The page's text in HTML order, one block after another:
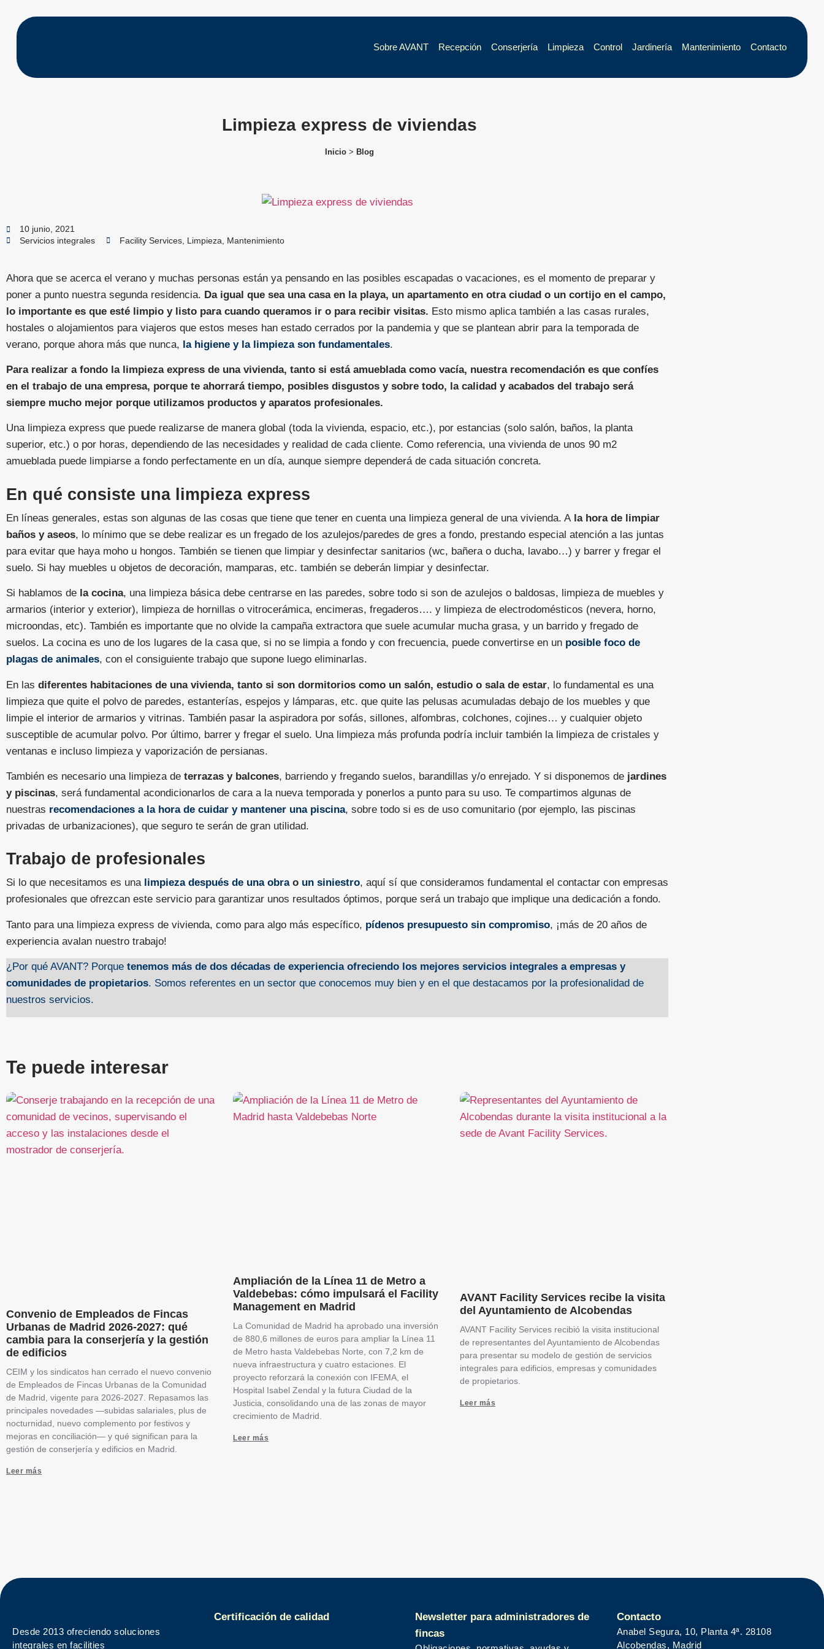
Sobre AVANT Recepción Conserjería Limpieza Control Jardinería Mantenimiento Contacto
Limpieza express de viviendas
Inicio > Blog
10 junio, 2021
Servicios integrales
Facility Services Limpieza Mantenimiento
Ahora que se acerca el verano y muchas personas están ya pensando en las posibles escapadas o vacaciones, es el momento de preparar y
poner a punto nuestra segunda residencia. Da igual que sea una casa en la playa, un apartamento en otra ciudad o un cortijo en el campo,
lo importante es que esté limpio y listo para cuando queramos ir o para recibir visitas. Esto mismo aplica también a las casas rurales,
hostales o alojamientos para viajeros que estos meses han estado cerrados por la pandemia y que se plantean abrir para la temporada de
verano, porque ahora más que nunca, la higiene y la limpieza son fundamentales.
Para realizar a fondo la limpieza express de una vivienda, tanto si está amueblada como vacía, nuestra recomendación es que confíes
en el trabajo de una empresa, porque te ahorrará tiempo, posibles disgustos y sobre todo, la calidad y acabados del trabajo será
siempre mucho mejor porque utilizamos productos y aparatos profesionales.
Una limpieza express que puede realizarse de manera global (toda la vivienda, espacio, etc.), por estancias (solo salón, baños, la planta
superior, etc.) o por horas, dependiendo de las necesidades y realidad de cada cliente. Como referencia, una vivienda de unos 90 m2
amueblada puede limpiarse a fondo perfectamente en un día, aunque siempre dependerá de cada situación concreta.
En qué consiste una limpieza express
En líneas generales, estas son algunas de las cosas que tiene que tener en cuenta una limpieza general de una vivienda. Ala hora de limpiar
baños y aseos, lo mínimo que se debe realizar es un fregado de los azulejos/paredes de gres a fondo, prestando especial atención a las juntas
para evitar que haya moho u hongos. También se tienen que limpiar y desinfectar sanitarios (wc, bañera o ducha, lavabo…) y barrer y fregar el
suelo. Si hay muebles u objetos de decoración, mamparas, etc. también se deberán limpiar y desinfectar.
Si hablamos de la cocina, una limpieza básica debe centrarse en las paredes, sobre todo si son de azulejos o baldosas, limpieza de muebles y
armarios (interior y exterior), limpieza de hornillas o vitrocerámica, encimeras, fregaderos…. y limpieza de electrodomésticos (nevera, horno,
microondas, etc). También es importante que no olvide la campaña extractora que suele acumular mucha grasa, y un barrido y fregado de
suelos. La cocina es uno de los lugares de la casa que, si no se limpia a fondo y con frecuencia, puede convertirse en un posible foco de
plagas de animales, con el consiguiente trabajo que supone luego eliminarlas.
En las diferentes habitaciones de una vivienda, tanto si son dormitorios como un salón, estudio o sala de estar, lo fundamental es una
limpieza que quite el polvo de paredes, estanterías, espejos y lámparas, etc. que quite las pelusas acumuladas debajo de los muebles y que
limpie el interior de armarios y vitrinas. También pasar la aspiradora por sofás, sillones, alfombras, colchones, cojines… y cualquier objeto
susceptible de acumular polvo. Por último, barrer y fregar el suelo. Una limpieza más profunda podría incluir también la limpieza de cristales y
ventanas e incluso limpieza y vaporización de persianas.
También es necesario una limpieza de terrazas y balcones, barriendo y fregando suelos, barandillas y/o enrejado. Y si disponemos de jardines
y piscinas, será fundamental acondicionarlos de cara a la nueva temporada y ponerlos a punto para su uso. Te compartimos algunas de
nuestras recomendaciones a la hora de cuidar y mantener una piscina, sobre todo si es de uso comunitario (por ejemplo, las piscinas
privadas de urbanizaciones), que seguro te serán de gran utilidad.
Trabajo de profesionales
Si lo que necesitamos es una limpieza después de una obrao un siniestro, aquí sí que consideramos fundamental el contactar con empresas
profesionales que ofrezcan este servicio para garantizar unos resultados óptimos, porque será un trabajo que implique una dedicación a fondo.
Tanto para una limpieza express de vivienda, como para algo más específico, pídenos presupuesto sin compromiso, ¡más de 20 años de
experiencia avalan nuestro trabajo!
¿Por qué AVANT? Porque tenemos más de dos décadas de experiencia ofreciendo los mejores servicios integrales a empresas y
comunidades de propietarios. Somos referentes en un sector que conocemos muy bien y en el que destacamos por la profesionalidad de
nuestros servicios.
Te puede interesar
Convenio de Empleados de Fincas
Urbanas de Madrid 2026-2027: qué
cambia para la conserjería y la gestión
de edificios
CEIM y los sindicatos han cerrado el nuevo convenio
de Empleados de Fincas Urbanas de la Comunidad
de Madrid, vigente para 2026-2027. Repasamos las
principales novedades —subidas salariales, plus de
nocturnidad, nuevo complemento por festivos y
mejoras en conciliación— y qué significan para la
gestión de conserjería y edificios en Madrid.
Leer más
Ampliación de la Línea 11 de Metro a
Valdebebas: cómo impulsará el Facility
Management en Madrid
La Comunidad de Madrid ha aprobado una inversión
de 880,6 millones de euros para ampliar la Línea 11
de Metro hasta Valdebebas Norte, con 7,2 km de
nueva infraestructura y cuatro estaciones. El
proyecto reforzará la conexión con IFEMA, el
Hospital Isabel Zendal y la futura Ciudad de la
Justicia, consolidando una de las zonas de mayor
crecimiento de Madrid.
Leer más
AVANT Facility Services recibe la visita
del Ayuntamiento de Alcobendas
AVANT Facility Services recibió la visita institucional
de representantes del Ayuntamiento de Alcobendas
para presentar su modelo de gestión de servicios
integrales para edificios, empresas y comunidades
de propietarios.
Leer más
Desde 2013 ofreciendo soluciones
integrales en facilities
Certificación de calidad
Newsletter para administradores de
fincas
Contacto
Anabel Segura, 10, Planta 4ª. 28108
Alcobendas, Madrid